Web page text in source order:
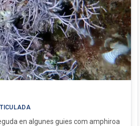
en algunes guies com amphiroa